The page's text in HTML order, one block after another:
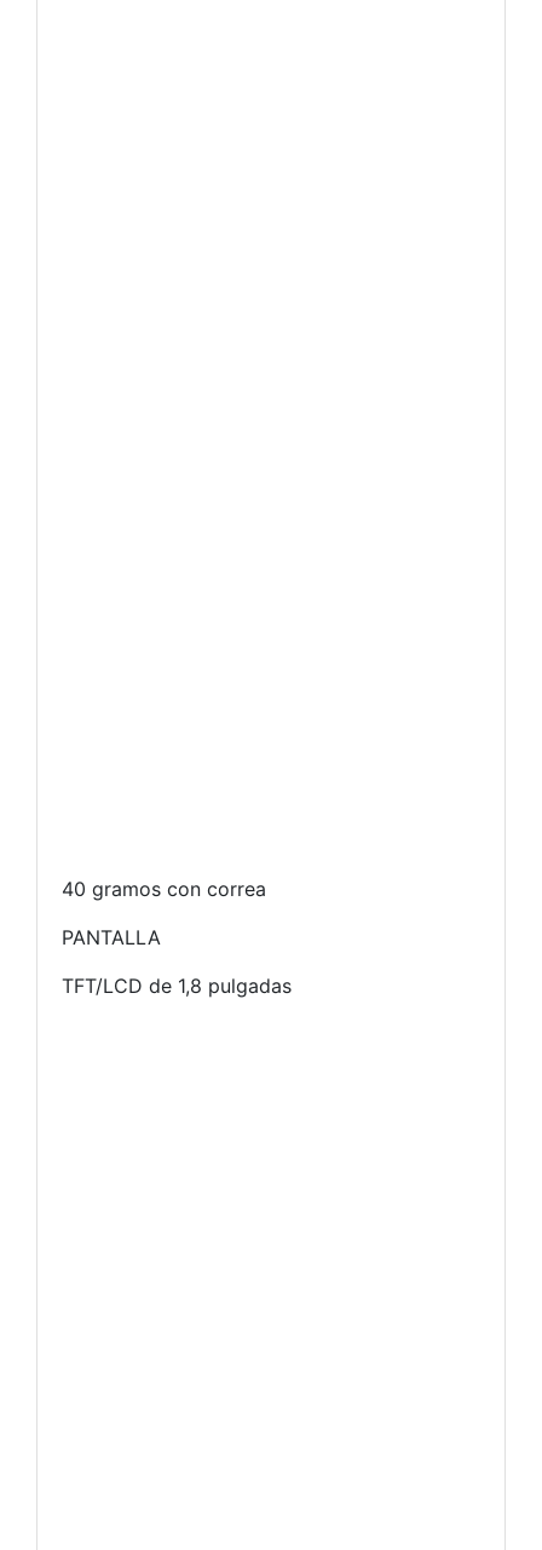
40 gramos con correa
PANTALLA
TFT/LCD de 1,8 pulgadas